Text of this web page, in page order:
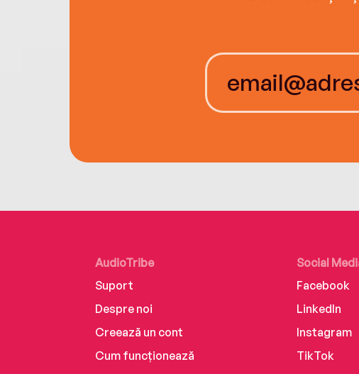
AudioTribe
Suport
Despre noi
Creează un cont
Cum funcționează
Social
Facebook
LinkedIn
Instagram
TikTok